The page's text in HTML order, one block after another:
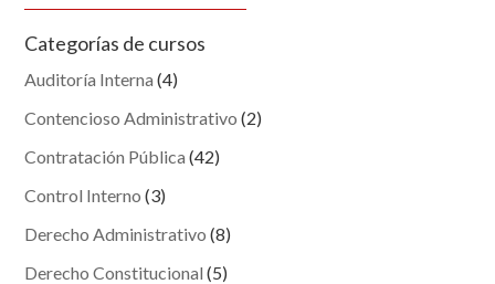
Categorías de cursos
Auditoría Interna (4)
Contencioso Administrativo (2)
Contratación Pública (42)
Control Interno (3)
Derecho Administrativo (8)
Derecho Constitucional (5)